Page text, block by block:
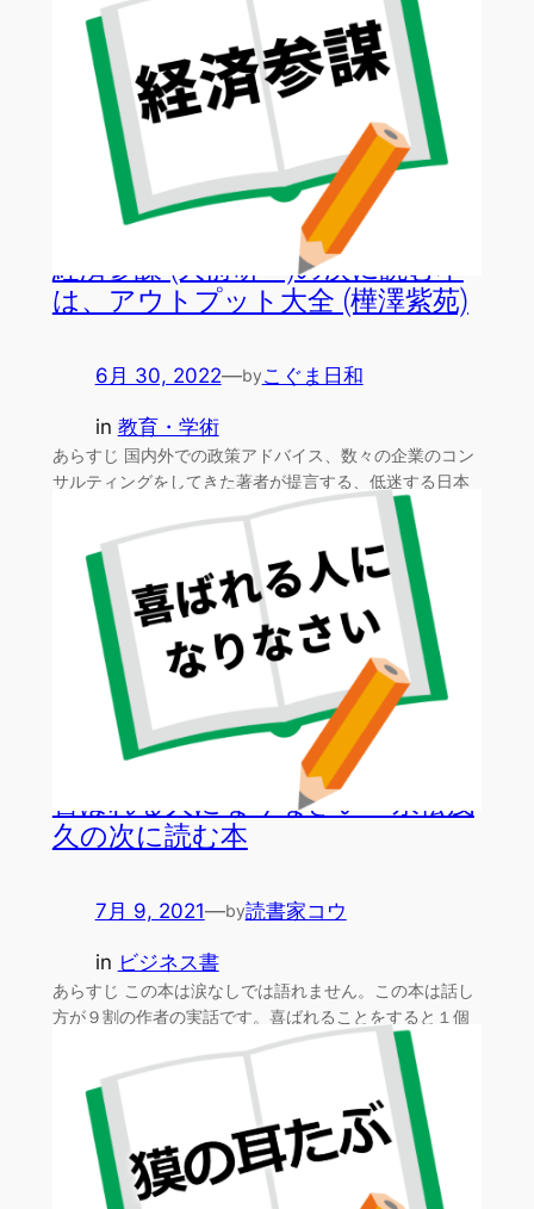
経済参謀 (大前研一)の次に読む本
は、アウトプット大全 (樺澤紫苑)
6月 30, 2022—byこぐま日和
in 教育・学術
あらすじ 国内外での政策アドバイス、数々の企業のコン
サルティングをしてきた著者が提言する、低迷する日本
喜ばれる人になりなさい 永松茂
久の次に読む本
7月 9, 2021—by読書家コウ
in ビジネス書
あらすじ この本は涙なしでは語れません。この本は話し
方が９割の作者の実話です。喜ばれることをすると１個